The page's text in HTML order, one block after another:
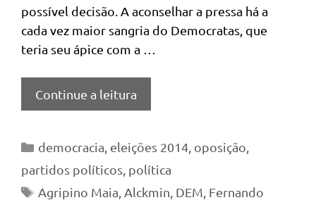
possível decisão. A aconselhar a pressa há a
cada vez maior sangria do Democratas, que
teria seu ápice com a …
Continue a leitura
Categorias
democracia eleições 2014, oposição
partidos políticos política
Tags
Agripino Maia Alckmin DEM Fernando